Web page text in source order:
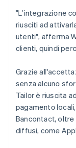
"L'integrazione
riusciti ad
utenti", afferma
clienti, quindi
Grazie
senza alcuno
Tailor è riuscita
pagamento locali,
Bancontact,
diffusi, come